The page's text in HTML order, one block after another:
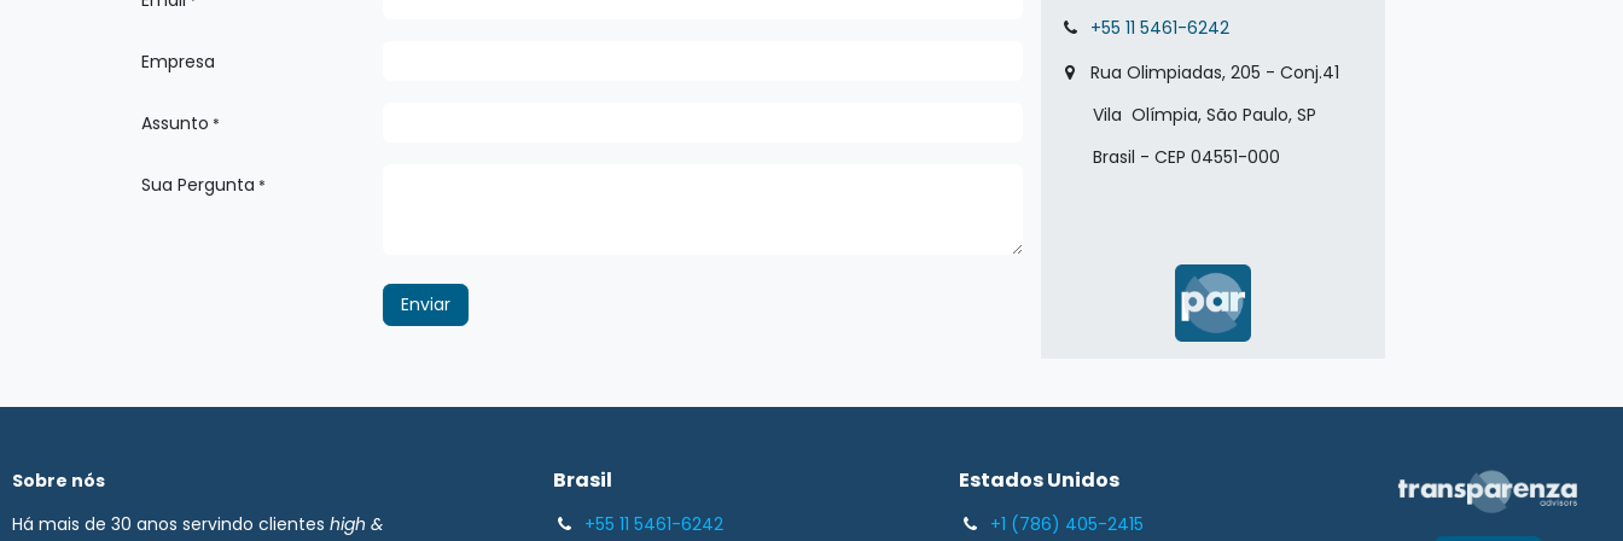
Empresa
Assunto *
Sua Pergunta *
Enviar
+55 11 5461-6242
Rua Olimpiadas, 205 - Conj.41
Vila Olímpia, São Paulo, SP
Brasil - CEP 04551-000
Sobre nós
Há mais de 30 anos servindo clientes high &
Estados Unidos
+1 (786) 405-2415
Brasil​
+55 11 5461-6242